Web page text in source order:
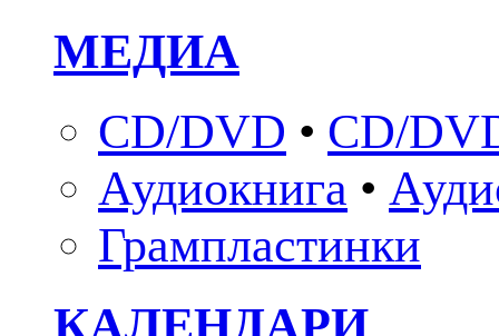
МЕДИА
CD/DVD • CD/
Аудиокнига •
Грампластинки